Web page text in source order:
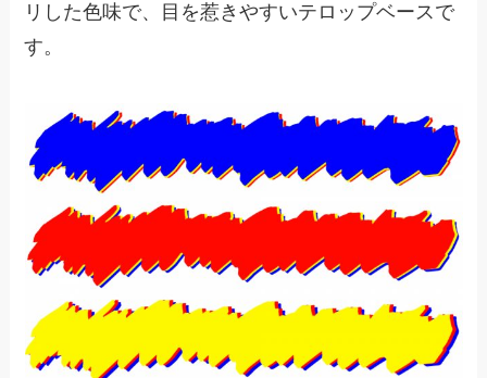
リした色味で、目を惹きやすいテロップベースで
す。